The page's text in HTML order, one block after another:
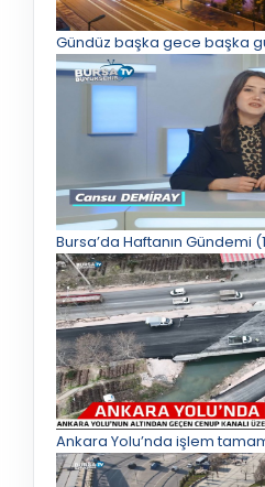
Gündüz başka gece başka
Bursa’da Haftanın Gündemi
Ankara Yolu’nda işlem